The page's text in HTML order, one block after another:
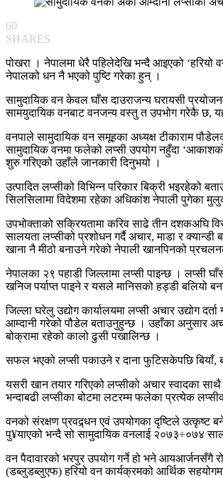
60
SHARES
पोखरा । नेपालमा धेरै पहिलेदेखि भन्दै आइएको
नेपालको धन नै भएको पुष्टि गरेका हुन् ।
सामुदायिक वन केवल घाँस दाउराजन्य घरायसी
सामयुदायिक वनबाट वनजन्य वस्तु त उपभोग गरेकै छ,
वनपाले सामुदायिक वन समूहका अध्यक्ष टीकाराम
सामुदायिक वनमा फलेको लप्सी उपयोग नहुँदा
शुरु गरिएको उहाँले जानकारी दिनुभयो ।
उत्पादित लप्सीको विभिन्न परिकार बिक्री भइरहेको
सिलसिलामा विदेशमा रहेका अधिकांश नेपाली पुगेका
उपभोक्ताको सक्रियतामा करिव साढे तीन दशकअघि
सालयता लप्सीको प्रशोधन गर्दै अचार, माडा र
खाना नै मीठो बनाउने गरेको नेपाली खानपिनको
नेपालका २९ पहाडी जिल्लामा लप्सी पाइन्छ । लप्सी
खनिज पर्याप्त पाइने र यसले मानिसको हड्डी बलियो
जिल्ला घरेलु उद्योग कार्यालयमा लप्सी अचार उद्योग
आम्दानी गरेको पौडेल बताउनुहुन्छ । उहाँका अनुसार
बोक्रामा रहेको कालो ढुसी पखालिन्छ ।
सफल भएको लप्सी पकाउने र दाना फुटिसकेपछि बियाँ,
यसरी खान तयार गरिएको लप्सीको अचार स्वादका
भन्दाबढी लप्सीका बोटमा लटरम्म फलेका प्रत्येक
वनको संरक्षण प्रवद्र्धन एवं उपयोगका दृष्टिले उत्कृष्ट
पु¥याएको भन्दै सो सामुदायिक वनलाई २०७३÷०७४
वन पैदावारको भरपुर उपयोग गर्ने हो भने आयआर्जनसँगै
(डब्लुडब्लुएफ) हरियो वन कार्यक्रमको आर्थिक